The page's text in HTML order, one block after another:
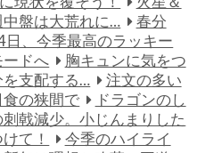
中盤は大荒れに…
春分
日、今季最高のラッキー
ードへ
胸キュンに気をつ
を支配する…
注文の多い
食の狭間で
ドラゴンのし
戟減少。小じんまりした
て！
今季のハイライ